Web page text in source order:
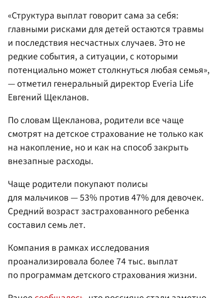
«Структура выплат говорит сама за себя:
главными рисками для детей остаются травмы
и последствия несчастных случаев. Это не
редкие события, а ситуации, с которыми
потенциально может столкнуться любая семья»,
— отметил генеральный директор Everia Life
Евгений Щекланов.
По словам Щекланова, родители все чаще
смотрят на детское страхование не только как
на накопление, но и как на способ закрыть
внезапные расходы.
Чаще родители покупают полисы
для мальчиков — 53% против 47% для девочек.
Средний возраст застрахованного ребенка
составил семь лет.
Компания в рамках исследования
проанализировала более 74 тыс. выплат
по программам детского страхования жизни.